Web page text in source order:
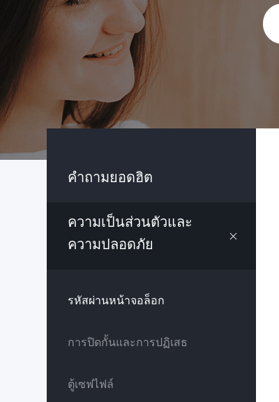
คำถามยอดฮิต
ความเป็นส่วนตัวและ
ความปลอดภัย
รหัสผ่านหน้าจอล็อก
การปิดกั้นและการปฏิเสธ
ตู้เซฟไฟล์